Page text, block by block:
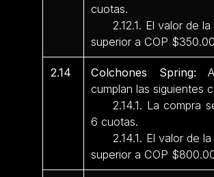
cuotas.
2.12.1. El valor de la
superior a COP
2.14 Colchones Spring:
cumplan las siguientes
2.14.1. La compra
6 cuotas.
2.14.1. El valor de la
superior a COP